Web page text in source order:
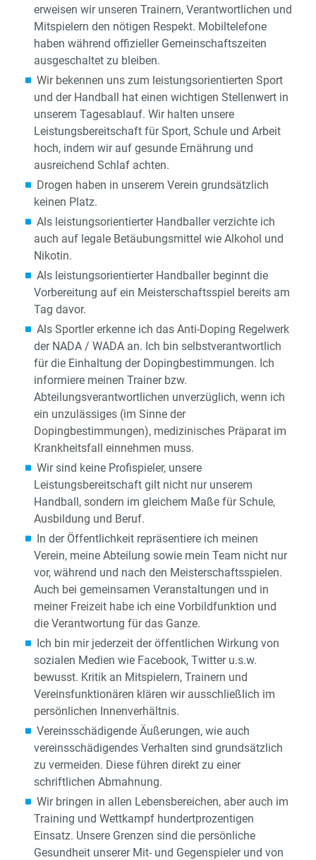
erweisen wir unseren Trainern, Verantwortlichen und
Mitspielern den nötigen Respekt. Mobiltelefone
haben während offizieller Gemeinschaftszeiten
ausgeschaltet zu bleiben.
Wir bekennen uns zum leistungsorientierten Sport
und der Handball hat einen wichtigen Stellenwert in
unserem Tagesablauf. Wir halten unsere
Leistungsbereitschaft für Sport, Schule und Arbeit
hoch, indem wir auf gesunde Ernährung und
ausreichend Schlaf achten.
Drogen haben in unserem Verein grundsätzlich
keinen Platz.
Als leistungsorientierter Handballer verzichte ich
auch auf legale Betäubungsmittel wie Alkohol und
Nikotin.
Als leistungsorientierter Handballer beginnt die
Vorbereitung auf ein Meisterschaftsspiel bereits am
Tag davor.
Als Sportler erkenne ich das Anti-Doping Regelwerk
der NADA / WADA an. Ich bin selbstverantwortlich
für die Einhaltung der Dopingbestimmungen. Ich
informiere meinen Trainer bzw.
Abteilungsverantwortlichen unverzüglich, wenn ich
ein unzulässiges (im Sinne der
Dopingbestimmungen), medizinisches Präparat im
Krankheitsfall einnehmen muss.
Wir sind keine Profispieler, unsere
Leistungsbereitschaft gilt nicht nur unserem
Handball, sondern im gleichem Maße für Schule,
Ausbildung und Beruf.
In der Öffentlichkeit repräsentiere ich meinen
Verein, meine Abteilung sowie mein Team nicht nur
vor, während und nach den Meisterschaftsspielen.
Auch bei gemeinsamen Veranstaltungen und in
meiner Freizeit habe ich eine Vorbildfunktion und
die Verantwortung für das Ganze.
Ich bin mir jederzeit der öffentlichen Wirkung von
sozialen Medien wie Facebook, Twitter u.s.w.
bewusst. Kritik an Mitspielern, Trainern und
Vereinsfunktionären klären wir ausschließlich im
persönlichen Innenverhältnis.
Vereinsschädigende Äußerungen, wie auch
vereinsschädigendes Verhalten sind grundsätzlich
zu vermeiden. Diese führen direkt zu einer
schriftlichen Abmahnung.
Wir bringen in allen Lebensbereichen, aber auch im
Training und Wettkampf hundertprozentigen
Einsatz. Unsere Grenzen sind die persönliche
Gesundheit unserer Mit- und Gegenspieler und von